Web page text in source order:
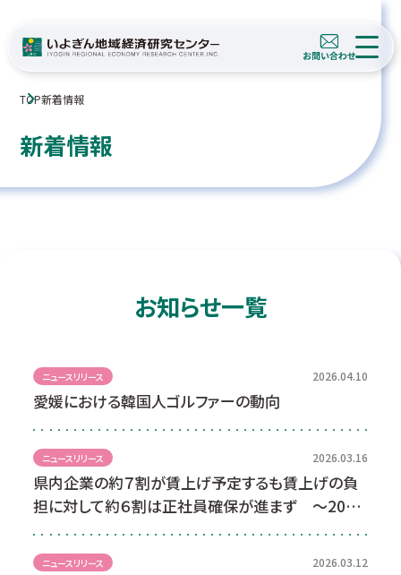
TOP新着情報
新着情報
お知らせ一覧
ニュースリリース 2026.04.10
愛媛における韓国人ゴルファーの動向
ニュースリリース 2026.03.16
県内企業の約７割が賃上げ予定するも賃上げの負
担に対して約６割は正社員確保が進まず ～2026
年度賃金改定動向に関する調査～
ニュースリリース 2026.03.12